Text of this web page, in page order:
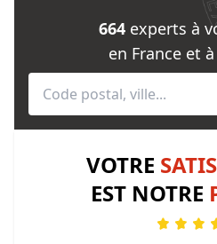
664experts à
en France et
VOTRE
EST NOTRE